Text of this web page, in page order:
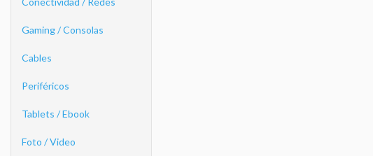
Gaming / Consolas
Cables
Periféricos
Tablets / Ebook
Foto / Video